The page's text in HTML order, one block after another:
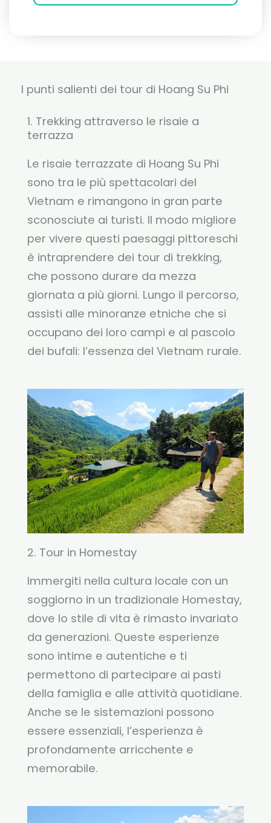
I punti salienti dei tour di Hoang Su Phi
1. Trekking attraverso le risaie a
terrazza
Le risaie terrazzate di Hoang Su Phi
sono tra le più spettacolari del
Vietnam e rimangono in gran parte
sconosciute ai turisti. Il modo migliore
per vivere questi paesaggi pittoreschi
è intraprendere dei tour di trekking,
che possono durare da mezza
giornata a più giorni. Lungo il percorso,
assisti alle minoranze etniche che si
occupano dei loro campi e al pascolo
dei bufali: l’essenza del Vietnam rurale.
2. Tour in Homestay
Immergiti nella cultura locale con un
soggiorno in un tradizionale Homestay,
dove lo stile di vita è rimasto invariato
da generazioni. Queste esperienze
sono intime e autentiche e ti
permettono di partecipare ai pasti
della famiglia e alle attività quotidiane.
Anche se le sistemazioni possono
essere essenziali, l’esperienza è
profondamente arricchente e
memorabile.